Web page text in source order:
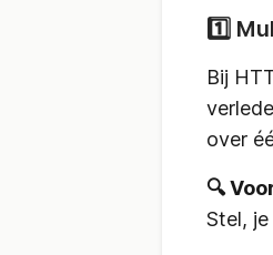
1️⃣
Bij
over
🔍
Stel,